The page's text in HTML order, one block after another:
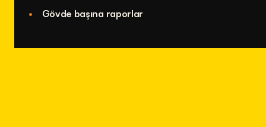
Gövde başına raporlar